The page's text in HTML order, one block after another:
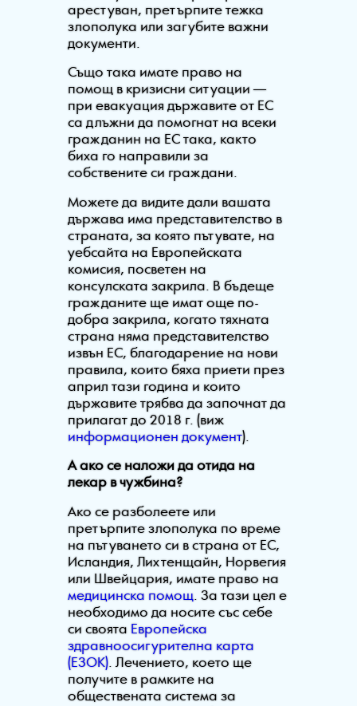
арестуван, претърпите тежка
злополука или загубите важни
документи.
Също така имате право на
помощ в кризисни ситуации —
при евакуация държавите от ЕС
са длъжни да помогнат на всеки
гражданин на ЕС така, както
биха го направили за
собствените си граждани.
Можете да видите дали вашата
държава има представителство в
страната, за която пътувате, на
уебсайта на Европейската
комисия, посветен на
консулската закрила. В бъдеще
гражданите ще имат още по-
добра закрила, когато тяхната
страна няма представителство
извън ЕС, благодарение на нови
правила, които бяха приети през
април тази година и които
държавите трябва да започнат да
прилагат до 2018 г. (виж
информационен документ).
А ако се наложи да отида на
лекар в чужбина?
Ако се разболеете или
претърпите злополука по време
на пътуването си в страна от ЕС,
Исландия, Лихтенщайн, Норвегия
или Швейцария, имате право на
медицинска помощ. За тази цел е
необходимо да носите със себе
си своята Европейска
здравноосигурителна карта
(ЕЗОК). Лечението, което ще
получите в рамките на
обществената система за